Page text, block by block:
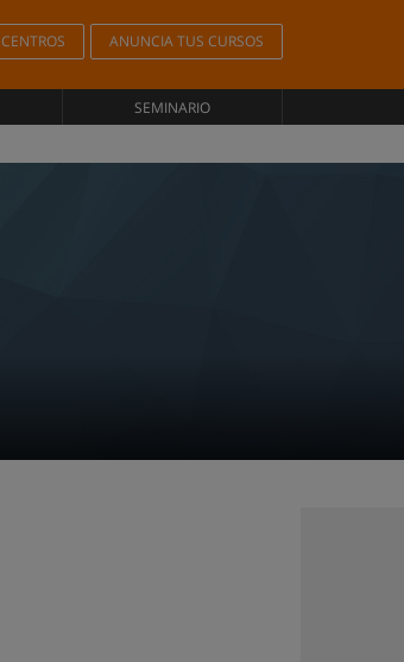
CENTROS ANUNCIA TUS CURSOS
SEMINARIO